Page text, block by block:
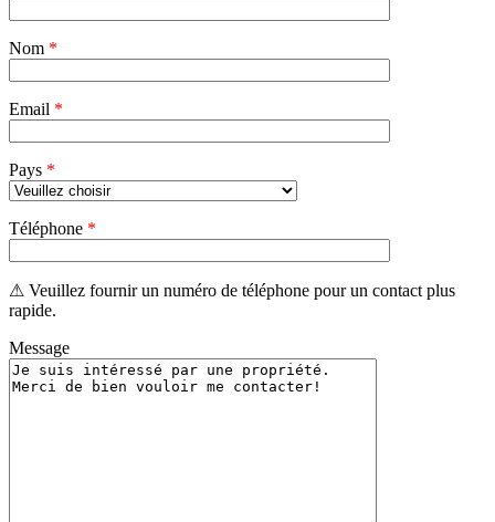
vide.
Nom *
Email *
Pays *
Téléphone *
⚠ Veuillez fournir un numéro de téléphone pour un contact plus
rapide.
Message